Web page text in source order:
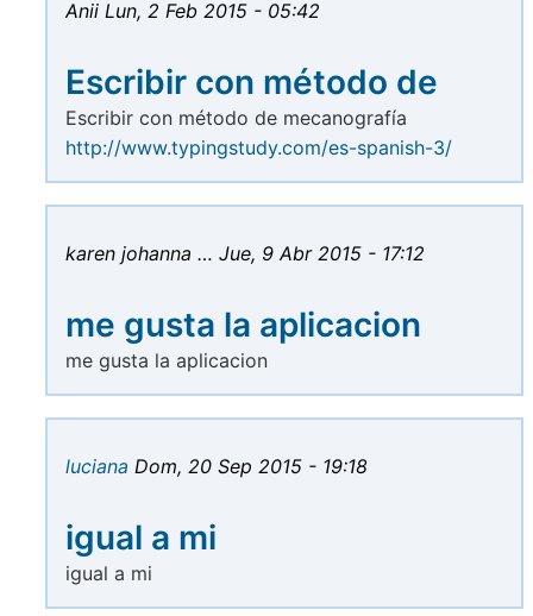
Anii Lun, 2 Feb 2015 - 05:42
Escribir con método de
Escribir con método de mecanografía
http://www.typingstudy.com/es-spanish-3/
karen johanna … Jue, 9 Abr 2015 - 17:12
me gusta la aplicacion
me gusta la aplicacion
luciana Dom, 20 Sep 2015 - 19:18
igual a mi
igual a mi